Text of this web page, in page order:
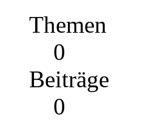
Themen
0
Beiträge
0